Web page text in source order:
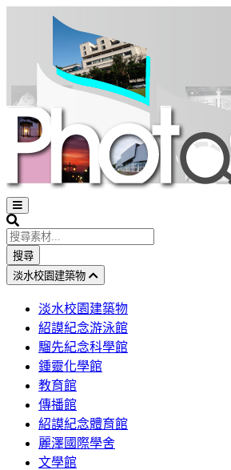
Open
sidebar
Search
搜尋
淡水校園建築物
淡水校園建築物
紹謨紀念游泳館
騮先紀念科學館
鍾靈化學館
教育館
傳播館
紹謨紀念體育館
麗澤國際學舍
文學館